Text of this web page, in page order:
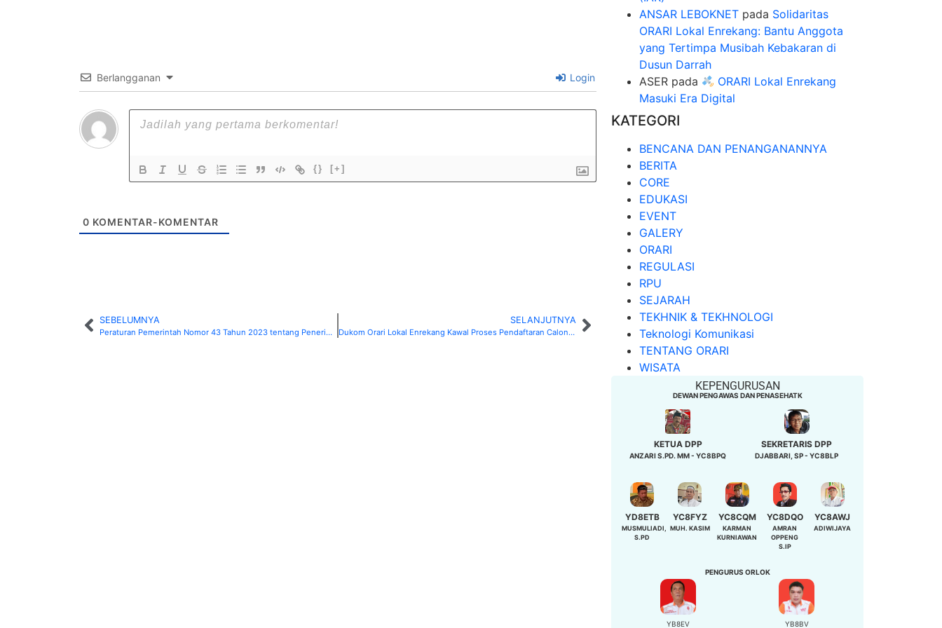
Berlangganan Login
{} [+]
0 KOMENTAR-KOMENTAR
SEBELUMNYA
Peraturan Pemerintah Nomor 43 Tahun 2023 tentang Penerimaan Negara Bukan Pajak yang Berlaku pada Kementerian Komunikasi dan Informatika
SELANJUTNYA
Dukom Orari Lokal Enrekang Kawal Proses Pendaftaran Calon Bupati di Enrekang
ANSAR LEBOKNET pada Solidaritas
ORARI Lokal Enrekang: Bantu Anggota
yang Tertimpa Musibah Kebakaran di
Dusun Darrah
ASER pada
ORARI Lokal Enrekang
Masuki Era Digital
KATEGORI
BENCANA DAN PENANGANANNYA
BERITA
CORE
EDUKASI
EVENT
GALERY
ORARI
REGULASI
RPU
SEJARAH
TEKHNIK & TEKHNOLOGI
Teknologi Komunikasi
TENTANG ORARI
WISATA
KEPENGURUSAN
DEWAN PENGAWAS DAN PENASEHATK
KETUA DPP
ANZARI S.PD. MM - YC8BPQ
SEKRETARIS DPP
DJABBARI, SP - YC8BLP
YD8ETB
MUSMULIADI,
S.PD
YC8FYZ
MUH. KASIM
YC8CQM
KARMAN
KURNIAWAN
YC8DQO
AMRAN
OPPENG
S.IP
YC8AWJ
ADIWIJAYA
PENGURUS ORLOK
YB8EV YB8BV